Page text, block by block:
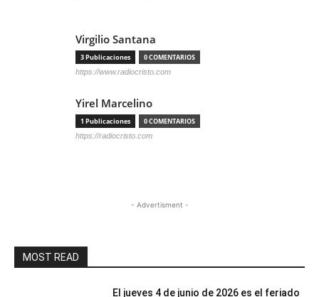
Virgilio Santana
3 Publicaciones 0 COMENTARIOS
https://www.radiocristo.com
Yirel Marcelino
1 Publicaciones 0 COMENTARIOS
https://radiocristo.com
- Advertisment -
MOST READ
El jueves 4 de junio de 2026 es el feriado